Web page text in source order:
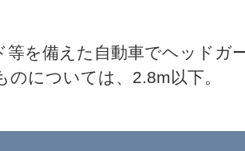
等を備えた自動車でヘッドガ
のについては、2.8m以下。